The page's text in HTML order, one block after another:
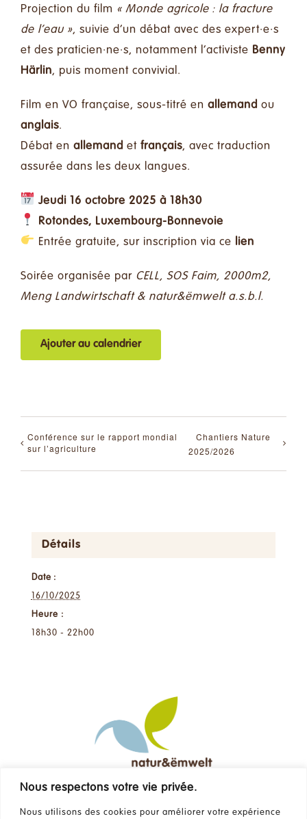
Nous respectons votre vie privée.
Nous utilisons des cookies pour améliorer votre expérience
Projection du film « Monde agricole : la fracture
de l’eau », suivie d’un débat avec des expert·e·s
et des praticien·ne·s, notamment l’activiste Benny
Härlin, puis moment convivial.
Film en VO française, sous-titré en allemand ou
anglais.
Débat en allemand et français, avec traduction
assurée dans les deux langues.
Jeudi 16 octobre 2025 à 18h30
Rotondes, Luxembourg-Bonnevoie
Entrée gratuite, sur inscription via ce lien
Soirée organisée par CELL, SOS Faim, 2000m2,
Meng Landwirtschaft & natur&ëmwelt a.s.b.l.
Ajouter au calendrier
Conférence sur le rapport mondial
sur l’agriculture
Chantiers Nature
2025/2026
Détails
Date :
16/10/2025
Heure :
18h30 - 22h00
Contact